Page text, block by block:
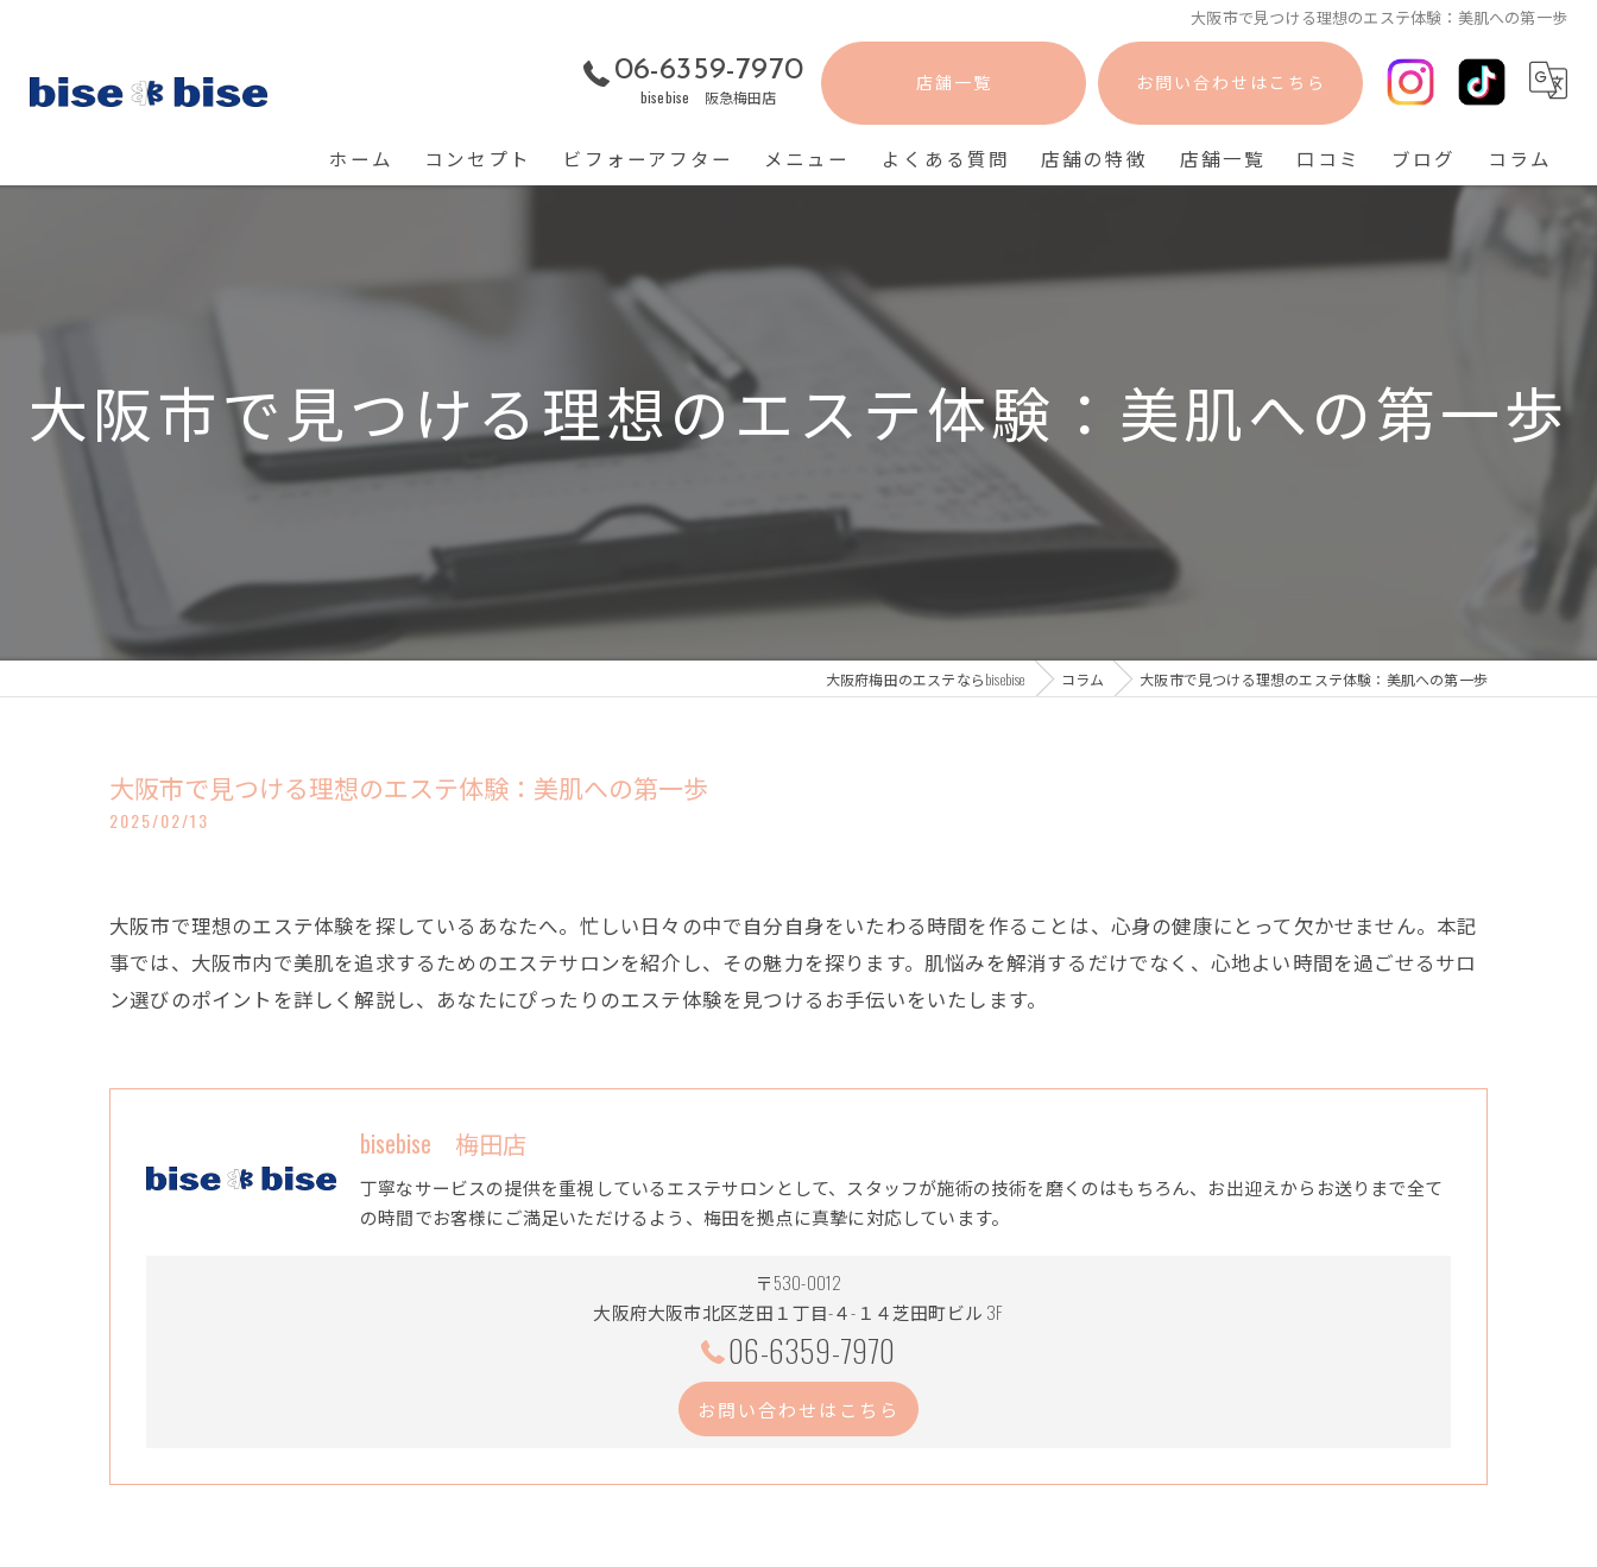
大阪市で見つける理想のエステ体験：美肌への第一歩
06-6359-7970
bisebise 阪急梅田店
店舗一覧 お問い合わせはこちら
ホーム コンセプト ビフォーアフター メニュー よくある質問 店舗の特徴
脱毛
ニキビ
背中ニキビ
店舗一覧 口コミ ブログ コラム
大阪市で見つける理想のエステ体験：美肌への第一歩
大阪府梅田のエステならbisebise コラム 大阪市で見つける理想のエステ体験：美肌への第一歩
大阪市で見つける理想のエステ体験：美肌への第一歩
2025/02/13
大阪市で理想のエステ体験を探しているあなたへ。忙しい日々の中で自分自身をいたわる時間を作ることは、心身の健康にとって欠かせません。本記
事では、大阪市内で美肌を追求するためのエステサロンを紹介し、その魅力を探ります。肌悩みを解消するだけでなく、心地よい時間を過ごせるサロ
ン選びのポイントを詳しく解説し、あなたにぴったりのエステ体験を見つけるお手伝いをいたします。
bisebise 梅田店
丁寧なサービスの提供を重視しているエステサロンとして、スタッフが施術の技術を磨くのはもちろん、お出迎えからお送りまで全て
の時間でお客様にご満足いただけるよう、梅田を拠点に真摯に対応しています。
〒530-0012
大阪府大阪市北区芝田１丁目-４-１４芝田町ビル 3F
06-6359-7970
お問い合わせはこちら